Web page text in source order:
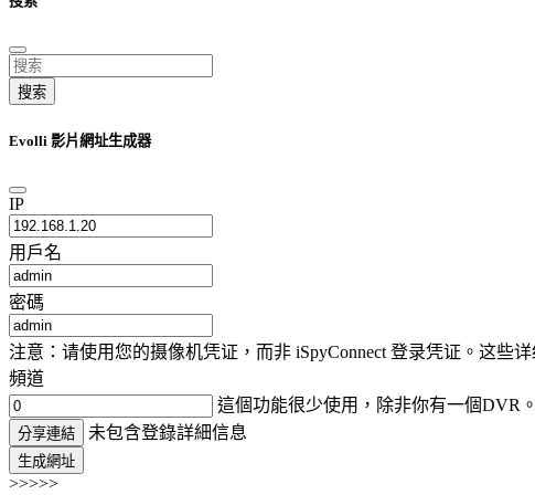
搜索
Evolli 影片網址生成器
IP
用戶名
密碼
注意：请使用您的摄像机凭证，而非 iSpyConnect 登录凭证。这
頻道
這個功能很少使用，除非你有一個DVR。
分享連結 未包含登錄詳細信息
生成網址
>>>>>